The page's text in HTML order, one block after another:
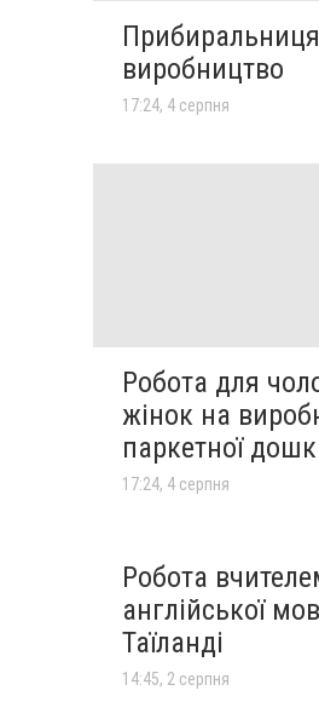
виробництво
17:24, 4 серпня
Робота для
жінок на
паркетної
17:24, 4 серпня
Робота
англійської
Таїланді
14:45, 2 серпня